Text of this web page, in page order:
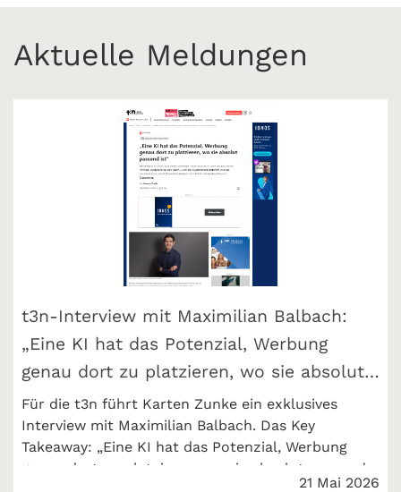
Aktuelle Meldungen
t3n-Interview mit Maximilian Balbach:
„Eine KI hat das Potenzial, Werbung
genau dort zu platzieren, wo sie absolut
passend ist“
Für die t3n führt Karten Zunke ein exklusives
Interview mit Maximilian Balbach. Das Key
Takeaway: „Eine KI hat das Potenzial, Werbung
genau dort zu platzieren, wo sie absolut passend
21 Mai 2026